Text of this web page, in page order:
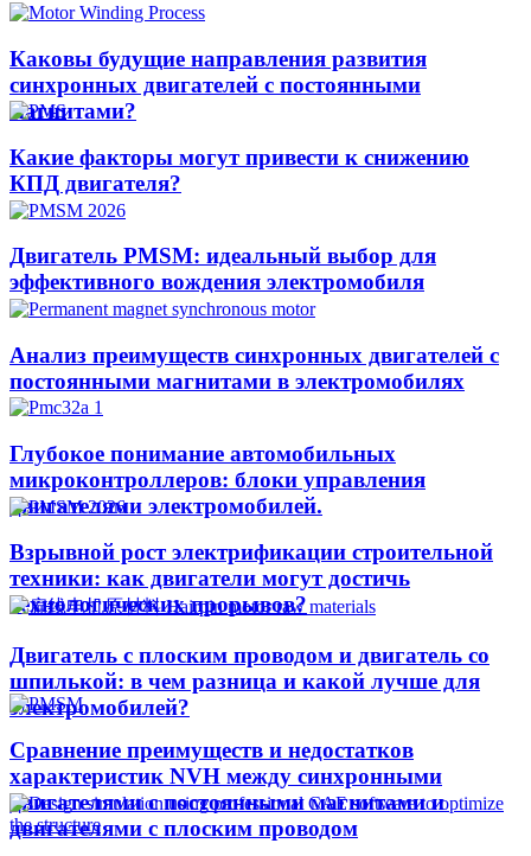
Каковы будущие направления развития
синхронных двигателей с постоянными
магнитами?
Какие факторы могут привести к снижению
КПД двигателя?
Двигатель PMSM: идеальный выбор для
эффективного вождения электромобиля
Анализ преимуществ синхронных двигателей с
постоянными магнитами в электромобилях
Глубокое понимание автомобильных
микроконтроллеров: блоки управления
двигателями электромобилей.
Взрывной рост электрификации строительной
техники: как двигатели могут достичь
технологических прорывов?​
Двигатель с плоским проводом и двигатель со
шпилькой: в чем разница и какой лучше для
электромобилей?
Сравнение преимуществ и недостатков
характеристик NVH между синхронными
двигателями с постоянными магнитами и
двигателями с плоским проводом